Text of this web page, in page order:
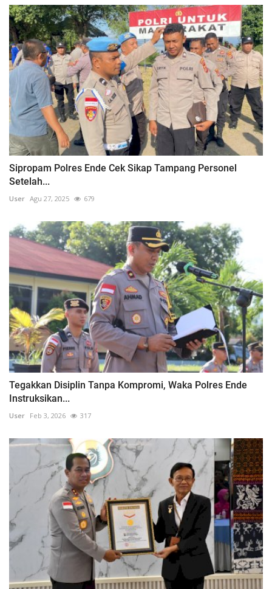
Sipropam Polres Ende Cek Sikap Tampang Personel
Setelah...
User Agu 27, 2025 679
Tegakkan Disiplin Tanpa Kompromi, Waka Polres Ende
Instruksikan...
User Feb 3, 2026 317